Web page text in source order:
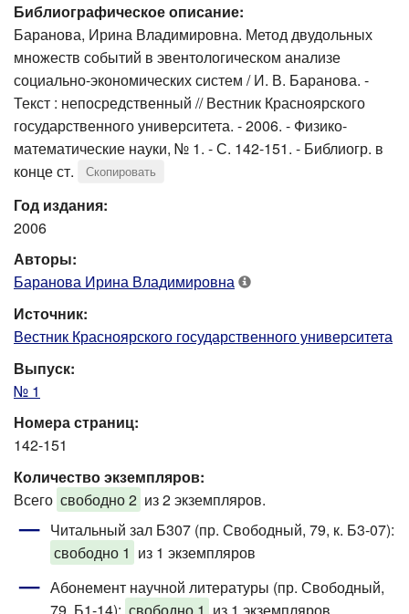
Библиографическое описание:
Баранова, Ирина Владимировна. Метод двудольных
множеств событий в эвентологическом анализе
социально-экономических систем / И. В. Баранова. -
Текст : непосредственный // Вестник Красноярского
государственного университета. - 2006. - Физико-
математические науки, № 1. - С. 142-151. - Библиогр. в
конце ст.
Скопировать
Год издания:
2006
Авторы:
Баранова Ирина Владимировна
Источник:
Вестник Красноярского государственного университета
Выпуск:
№ 1
Номера страниц:
142-151
Количество экземпляров:
Всего свободно 2 из 2 экземпляров.
Читальный зал Б307 (пр. Свободный, 79, к. Б3-07):
свободно 1 из 1 экземпляров
Абонемент научной литературы (пр. Свободный,
79, Б1-14): свободно 1 из 1 экземпляров